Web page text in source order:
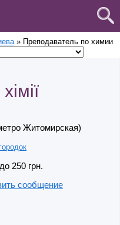
» Преподаватель по химии
Житомирская)
250 грн.
сообщение